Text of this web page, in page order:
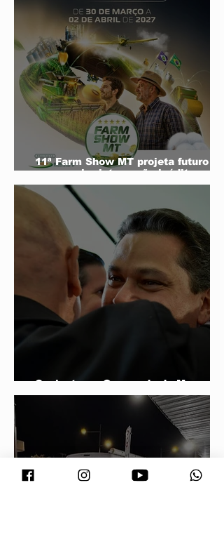
11ª Farm Show MT projeta futuro do
agro e mira integração inédita com a
sociedade
Conjuntura - O segredo de Moraes,
Lula e Alcolumbre